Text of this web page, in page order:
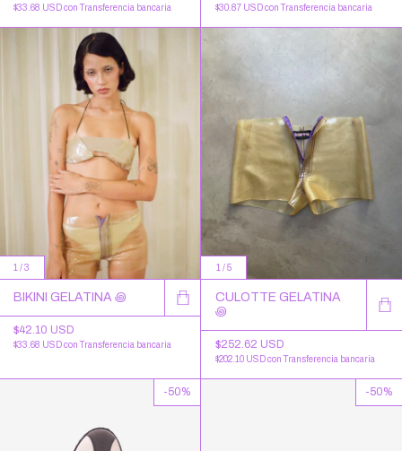
$33.68 USDcon Transferencia bancaria $30.87 USDcon Transferencia bancaria
1 /3
BIKINI GELATINA ꩜
$42.10 USD
$33.68 USDcon Transferencia bancaria
1 /5
CULOTTE GELATINA
꩜
$252.62 USD
$202.10 USDcon Transferencia bancaria
-50% -50%